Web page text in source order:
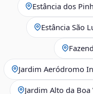
Estância dos
Estância São
Jardim Aeródromo
Jardim Alto da Boa